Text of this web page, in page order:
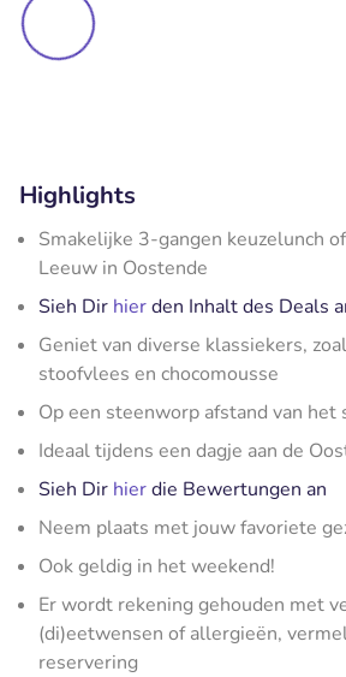
Highlights
Smakelijke 3-gangen keuzelunch
Leeuw in Oostende
Sieh Dir hierden Inhalt des Deals
Geniet van diverse klassiekers,
stoofvlees en chocomousse
Op een steenworp afstand van het
Ideaal tijdens een dagje aan de
Sieh Dir hierdie Bewertungen an
Neem plaats met jouw favoriete
Ook geldig in het weekend!
Er wordt rekening gehouden met
(di)eetwensen of allergieën,
reservering